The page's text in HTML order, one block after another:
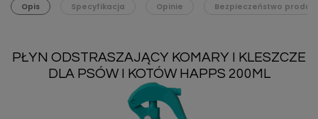
Opis Specyfikacja Opinie Bezpieczeństwo
PŁYN ODSTRASZAJĄCY KOMARY I KLESZCZE
DLA PSÓW I KOTÓW HAPPS 200ML